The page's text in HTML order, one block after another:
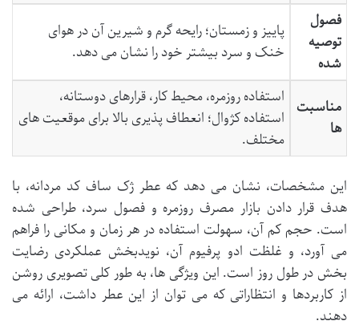
فصول
توصیه
شده
پاییز و زمستان؛ رایحه گرم و شیرین آن در هوای
خنک و سرد بیشتر خود را نشان می دهد.
مناسبت
ها
استفاده روزمره، محیط کار، قرارهای دوستانه،
استفاده کژوال؛ انعطاف پذیری بالا برای موقعیت های
مختلف.
این مشخصات، نشان می دهد که عطر ژک ساف کد مردانه، با
هدف قرار دادن بازار مصرف روزمره و فصول سرد، طراحی شده
است. حجم کم آن، سهولت استفاده در هر زمان و مکانی را فراهم
می آورد، و غلظت ادو پرفیوم آن، نویدبخش عملکردی رضایت
بخش در طول روز است. این ویژگی ها، به طور کلی تصویری روشن
از کاربردها و انتظاراتی که می توان از این عطر داشت، ارائه می
دهند.